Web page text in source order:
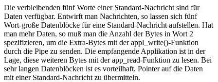
Die verbleibenden fünf Worte einer Standard-Nachricht sind für
Daten verfügbar. Entwirft man Nachrichten, so lassen sich fünf
Wort-große Datenblöcke für eine Standard-Nachricht aufstellen. Hat
man mehr Daten, so muß man die Anzahl der Bytes in Wort 2
spezifizieren, um die Extra-Bytes mit der appl_write()-Funktion
durch die Pipe zu senden. Die empfangende Applikation ist in der
Lage, diese weiteren Bytes mit der app_read-Funktion zu lesen. Bei
sehr langen Datenblöcken ist es vorteilhaft, Pointer auf die Daten
mit einer Standard-Nachricht zu übermitteln.